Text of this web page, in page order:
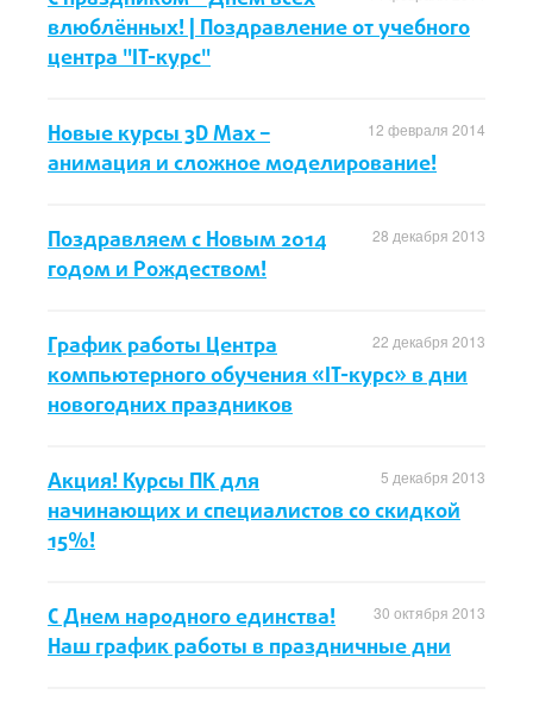
влюблённых! | Поздравление от учебного
центра "IT-курс"
12 февраля 2014
Новые курсы 3D Мax –
анимация и сложное моделирование!
28 декабря 2013
Поздравляем с Новым 2014
годом и Рождеством!
22 декабря 2013
График работы Центра
компьютерного обучения «IT-курс» в дни
новогодних праздников
5 декабря 2013
Акция! Курсы ПК для
начинающих и специалистов со скидкой
15%!
30 октября 2013
С Днем народного единства!
Наш график работы в праздничные дни